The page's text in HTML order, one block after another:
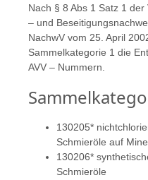
Nach § 8 Abs 1 Satz 1
– und
NachwV vom 25. April
Sammelkategorie 1 die
AVV – Nummern.
130205*
Schmieröle auf
130206*
Schmieröle